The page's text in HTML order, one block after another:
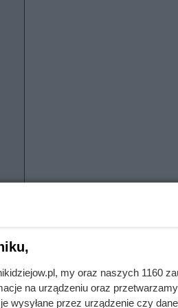
Lancashire w Anglii, jako Ellen
z czasem osiedlili się w
niektórych źródeł – w fabryce
my oraz naszych 1160
na urządzeniu oraz
wysyłane przez urządzenie czy